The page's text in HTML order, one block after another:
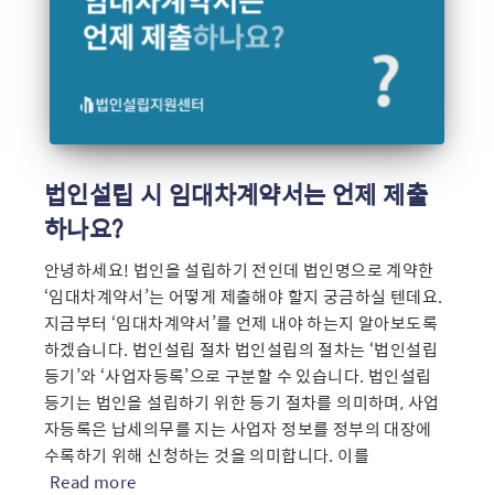
법인설립 시 임대차계약서는 언제 제출
하나요?
안녕하세요! 법인을 설립하기 전인데 법인명으로 계약한
‘임대차계약서’는 어떻게 제출해야 할지 궁금하실 텐데요.
지금부터 ‘임대차계약서’를 언제 내야 하는지 알아보도록
하겠습니다. 법인설립 절차 법인설립의 절차는 ‘법인설립
등기’와 ‘사업자등록’으로 구분할 수 있습니다. 법인설립
등기는 법인을 설립하기 위한 등기 절차를 의미하며, 사업
자등록은 납세의무를 지는 사업자 정보를 정부의 대장에
수록하기 위해 신청하는 것을 의미합니다. 이를
Read more